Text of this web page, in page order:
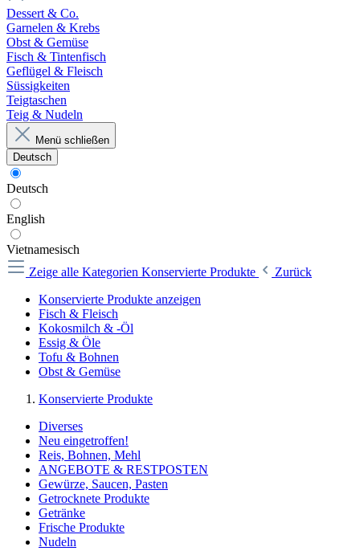
Dessert & Co.
Garnelen & Krebs
Obst & Gemüse
Fisch & Tintenfisch
Geflügel & Fleisch
Süssigkeiten
Teigtaschen
Teig & Nudeln
Menü schließen
Deutsch
Deutsch
English
Vietnamesisch
Zeige alle Kategorien Konservierte Produkte
Zurück
Konservierte Produkte anzeigen
Fisch & Fleisch
Kokosmilch & -Öl
Essig & Öle
Tofu & Bohnen
Obst & Gemüse
Konservierte Produkte
Diverses
Neu eingetroffen!
Reis, Bohnen, Mehl
ANGEBOTE & RESTPOSTEN
Gewürze, Saucen, Pasten
Getrocknete Produkte
Getränke
Frische Produkte
Nudeln